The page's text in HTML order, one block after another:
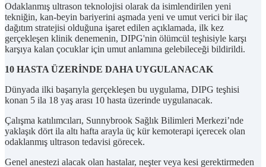
Odaklanmış ultrason teknolojisi olarak da isimlendirilen yeni
tekniğin, kan-beyin bariyerini aşmada yeni ve umut verici bir ilaç
dağıtım stratejisi olduğuna işaret edilen açıklamada, ilk kez
gerçekleşen klinik denemenin, DIPG'nin ölümcül teşhisiyle karşı
karşıya kalan çocuklar için umut anlamına gelebileceği bildirildi.
10 HASTA ÜZERİNDE DAHA UYGULANACAK
Dünyada ilki başarıyla gerçekleşen bu uygulama, DIPG teşhisi
konan 5 ila 18 yaş arası 10 hasta üzerinde uygulanacak.
Çalışma katılımcıları, Sunnybrook Sağlık Bilimleri Merkezi’nde
yaklaşık dört ila altı hafta arayla üç kür kemoterapi içerecek olan
odaklanmış ultrason tedavisi görecek.
Genel anestezi alacak olan hastalar, neşter veya kesi gerektirmeden